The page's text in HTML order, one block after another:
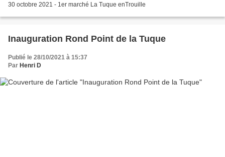
30 octobre 2021 - 1er marché La Tuque enTrouille
Inauguration Rond Point de la Tuque
Publié le 28/10/2021 à 15:37
Par Henri D